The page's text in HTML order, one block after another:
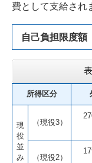
費として支給され
自己負担限度額
所得区分
現
役
並
み
（現役3）
（現役2）